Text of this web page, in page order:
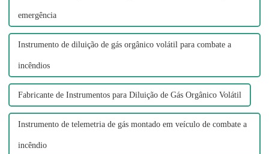
emergência
Instrumento de diluição de gás orgânico volátil para combate a
incêndios
Fabricante de Instrumentos para Diluição de Gás Orgânico Volátil
Instrumento de telemetria de gás montado em veículo de combate a
incêndio